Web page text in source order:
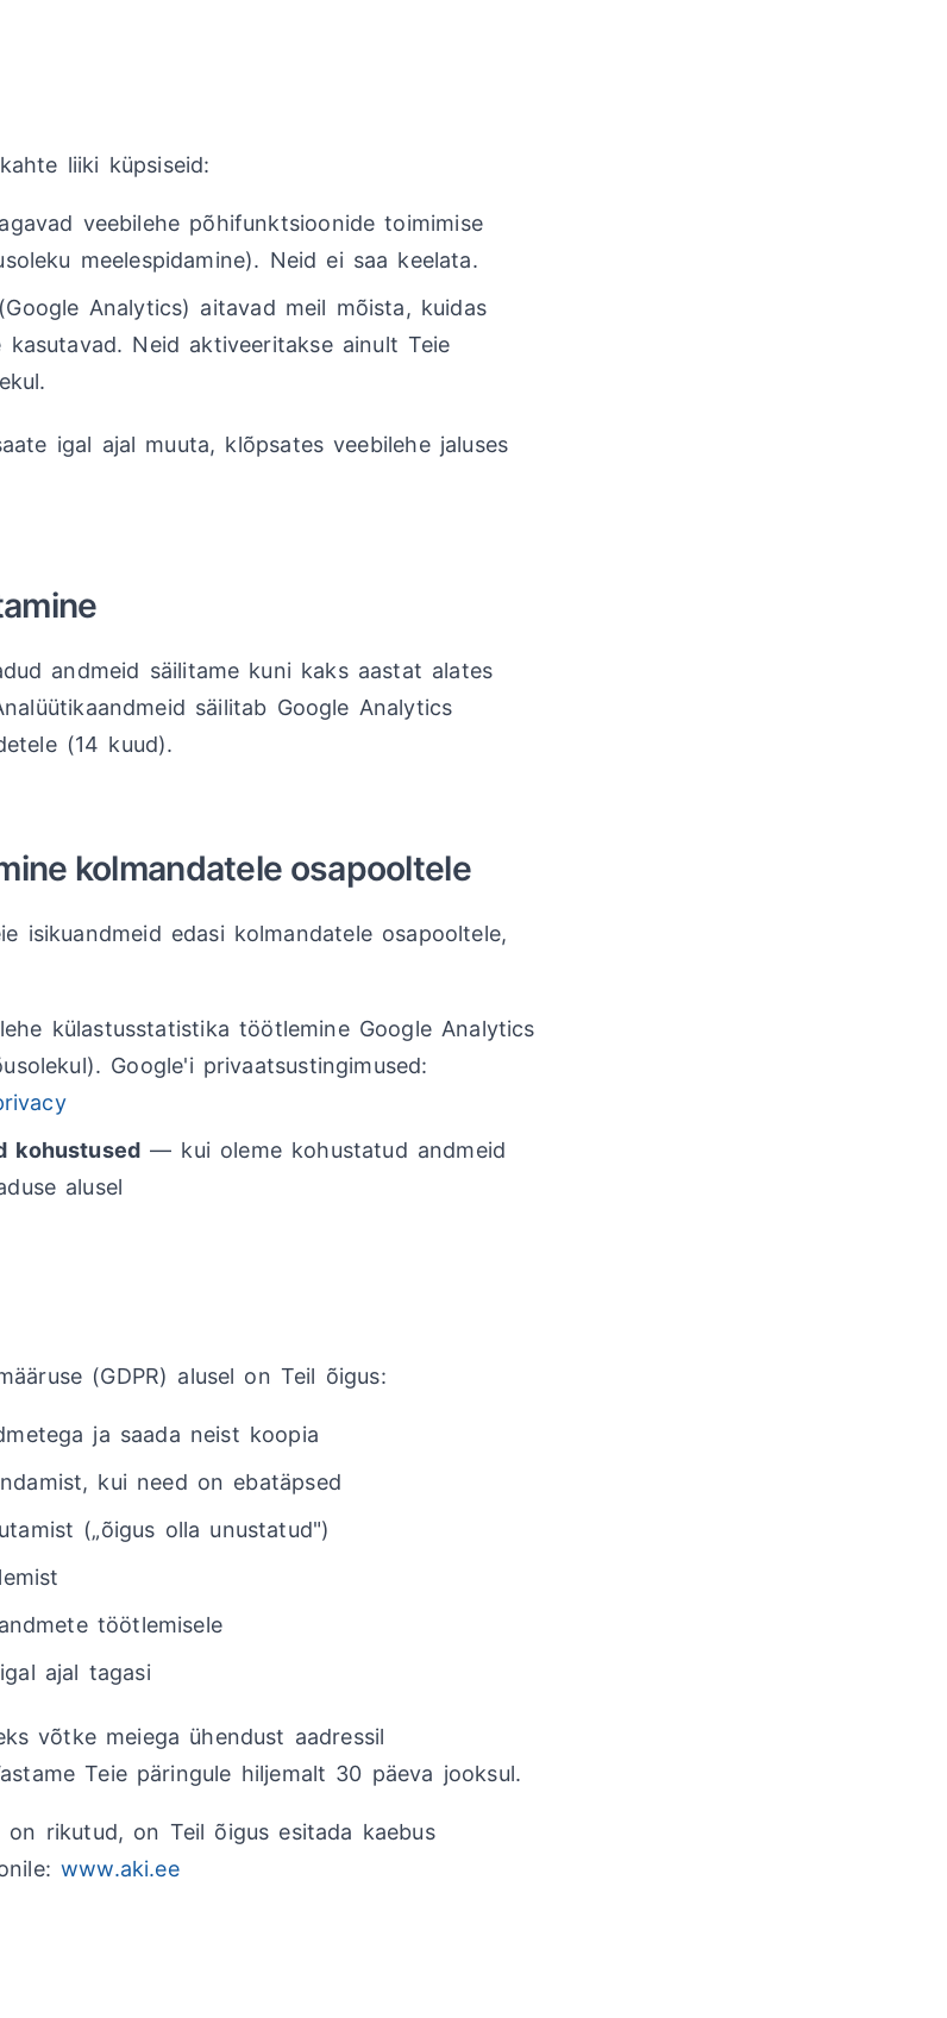
liiki küpsiseid:
veebilehe põhifunktsioonide toimimise
meelespidamine). Neid ei saa keelata.
(Google Analytics) aitavad meil mõista, kuidas
kasutavad. Neid aktiveeritakse ainult Teie
igal ajal muuta, klõpsates veebilehe jaluses
andmeid säilitame kuni kaks aastat alates
säilitab Google Analytics
(14 kuud).
kolmandatele osapooltele
isikuandmeid edasi kolmandatele osapooltele,
külastusstatistika töötlemine Google Analytics
Google'i privaatsustingimused:
kohustused — kui oleme kohustatud andmeid
alusel
(GDPR) alusel on Teil õigus:
ja saada neist koopia
kui need on ebatäpsed
(„õigus olla unustatud")
töötlemisele
ajal tagasi
võtke meiega ühendust aadressil
Teie päringule hiljemalt 30 päeva jooksul.
on rikutud, on Teil õigus esitada kaebus
www.aki.ee